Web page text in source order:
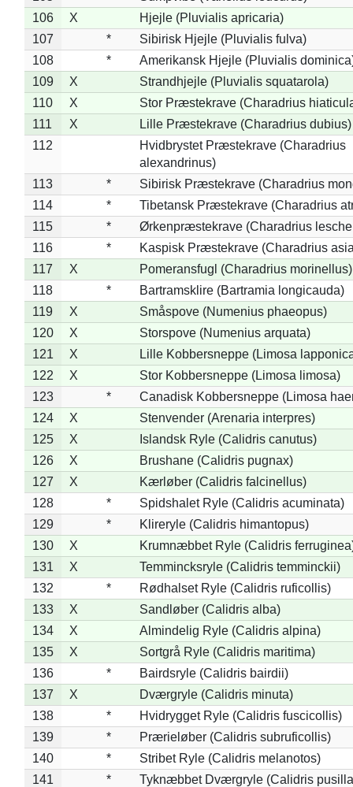
106
X
Hjejle (Pluvialis apricaria)
107
*
Sibirisk Hjejle (Pluvialis fulva)
108
*
Amerikansk Hjejle (Pluvialis
109
X
Strandhjejle (Pluvialis squatarola)
110
X
Stor Præstekrave (Charadrius
111
X
Lille Præstekrave (Charadrius dubius)
112
Hvidbrystet Præstekrave (Charadrius
alexandrinus)
113
*
Sibirisk Præstekrave (Charadrius
114
*
Tibetansk Præstekrave (Charadrius
115
*
Ørkenpræstekrave (Charadrius
116
*
Kaspisk Præstekrave (Charadrius
117
X
Pomeransfugl (Charadrius morinellus)
118
*
Bartramsklire (Bartramia longicauda)
119
X
Småspove (Numenius phaeopus)
120
X
Storspove (Numenius arquata)
121
X
Lille Kobbersneppe (Limosa
122
X
Stor Kobbersneppe (Limosa limosa)
123
*
Canadisk Kobbersneppe (Limosa
124
X
Stenvender (Arenaria interpres)
125
X
Islandsk Ryle (Calidris canutus)
126
X
Brushane (Calidris pugnax)
127
X
Kærløber (Calidris falcinellus)
128
*
Spidshalet Ryle (Calidris acuminata)
129
*
Klireryle (Calidris himantopus)
130
X
Krumnæbbet Ryle (Calidris
131
X
Temmincksryle (Calidris temminckii)
132
*
Rødhalset Ryle (Calidris ruficollis)
133
X
Sandløber (Calidris alba)
134
X
Almindelig Ryle (Calidris alpina)
135
X
Sortgrå Ryle (Calidris maritima)
136
*
Bairdsryle (Calidris bairdii)
137
X
Dværgryle (Calidris minuta)
138
*
Hvidrygget Ryle (Calidris fuscicollis)
139
*
Prærieløber (Calidris subruficollis)
140
*
Stribet Ryle (Calidris melanotos)
141
*
Tyknæbbet Dværgryle (Calidris